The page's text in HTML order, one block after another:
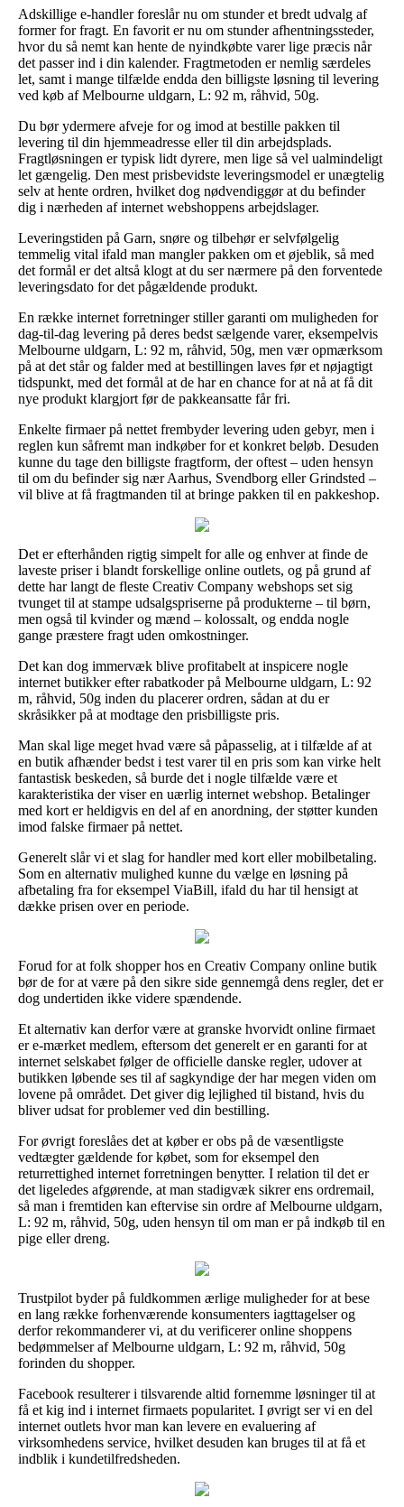
Adskillige e-handler foreslår nu om stunder et bredt udvalg af
former for fragt. En favorit er nu om stunder afhentningssteder,
hvor du så nemt kan hente de nyindkøbte varer lige præcis når
det passer ind i din kalender. Fragtmetoden er nemlig særdeles
let, samt i mange tilfælde endda den billigste løsning til levering
ved køb af Melbourne uldgarn, L: 92 m, råhvid, 50g.
Du bør ydermere afveje for og imod at bestille pakken til
levering til din hjemmeadresse eller til din arbejdsplads.
Fragtløsningen er typisk lidt dyrere, men lige så vel ualmindeligt
let gængelig. Den mest prisbevidste leveringsmodel er unægtelig
selv at hente ordren, hvilket dog nødvendiggør at du befinder
dig i nærheden af internet webshoppens arbejdslager.
Leveringstiden på Garn, snøre og tilbehør er selvfølgelig
temmelig vital ifald man mangler pakken om et øjeblik, så med
det formål er det altså klogt at du ser nærmere på den forventede
leveringsdato for det pågældende produkt.
En række internet forretninger stiller garanti om muligheden for
dag-til-dag levering på deres bedst sælgende varer, eksempelvis
Melbourne uldgarn, L: 92 m, råhvid, 50g, men vær opmærksom
på at det står og falder med at bestillingen laves før et nøjagtigt
tidspunkt, med det formål at de har en chance for at nå at få dit
nye produkt klargjort før de pakkeansatte får fri.
Enkelte firmaer på nettet frembyder levering uden gebyr, men i
reglen kun såfremt man indkøber for et konkret beløb. Desuden
kunne du tage den billigste fragtform, der oftest – uden hensyn
til om du befinder sig nær Aarhus, Svendborg eller Grindsted –
vil blive at få fragtmanden til at bringe pakken til en pakkeshop.
Det er efterhånden rigtig simpelt for alle og enhver at finde de
laveste priser i blandt forskellige online outlets, og på grund af
dette har langt de fleste Creativ Company webshops set sig
tvunget til at stampe udsalgspriserne på produkterne – til børn,
men også til kvinder og mænd – kolossalt, og endda nogle
gange præstere fragt uden omkostninger.
Det kan dog immervæk blive profitabelt at inspicere nogle
internet butikker efter rabatkoder på Melbourne uldgarn, L: 92
m, råhvid, 50g inden du placerer ordren, sådan at du er
skråsikker på at modtage den prisbilligste pris.
Man skal lige meget hvad være så påpasselig, at i tilfælde af at
en butik afhænder bedst i test varer til en pris som kan virke helt
fantastisk beskeden, så burde det i nogle tilfælde være et
karakteristika der viser en uærlig internet webshop. Betalinger
med kort er heldigvis en del af en anordning, der støtter kunden
imod falske firmaer på nettet.
Generelt slår vi et slag for handler med kort eller mobilbetaling.
Som en alternativ mulighed kunne du vælge en løsning på
afbetaling fra for eksempel ViaBill, ifald du har til hensigt at
dække prisen over en periode.
Forud for at folk shopper hos en Creativ Company online butik
bør de for at være på den sikre side gennemgå dens regler, det er
dog undertiden ikke videre spændende.
Et alternativ kan derfor være at granske hvorvidt online firmaet
er e-mærket medlem, eftersom det generelt er en garanti for at
internet selskabet følger de officielle danske regler, udover at
butikken løbende ses til af sagkyndige der har megen viden om
lovene på området. Det giver dig lejlighed til bistand, hvis du
bliver udsat for problemer ved din bestilling.
For øvrigt foreslåes det at køber er obs på de væsentligste
vedtægter gældende for købet, som for eksempel den
returrettighed internet forretningen benytter. I relation til det er
det ligeledes afgørende, at man stadigvæk sikrer ens ordremail,
så man i fremtiden kan eftervise sin ordre af Melbourne uldgarn,
L: 92 m, råhvid, 50g, uden hensyn til om man er på indkøb til en
pige eller dreng.
Trustpilot byder på fuldkommen ærlige muligheder for at bese
en lang række forhenværende konsumenters iagttagelser og
derfor rekommanderer vi, at du verificerer online shoppens
bedømmelser af Melbourne uldgarn, L: 92 m, råhvid, 50g
forinden du shopper.
Facebook resulterer i tilsvarende altid fornemme løsninger til at
få et kig ind i internet firmaets popularitet. I øvrigt ser vi en del
internet outlets hvor man kan levere en evaluering af
virksomhedens service, hvilket desuden kan bruges til at få et
indblik i kundetilfredsheden.